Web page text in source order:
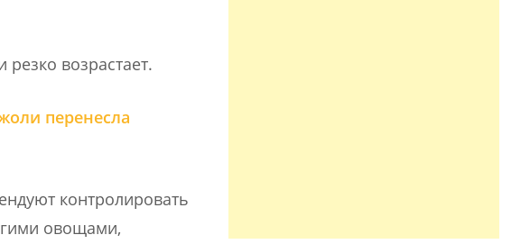
возрастает.
перенесла
контролировать
овощами,